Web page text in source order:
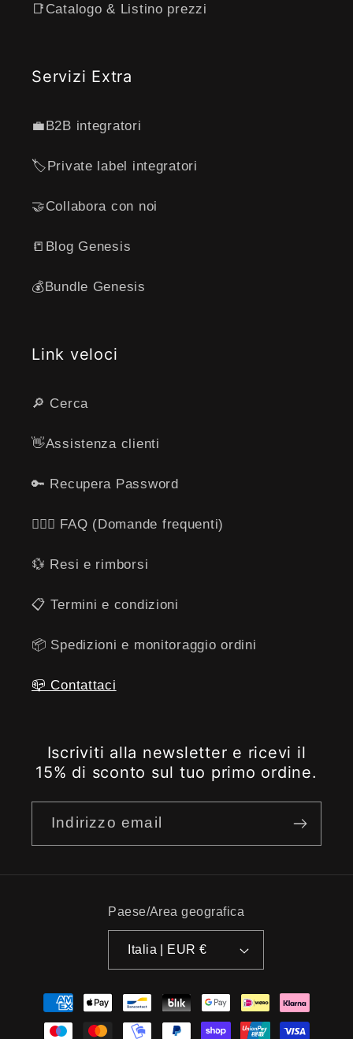
📑Catalogo & Listino prezzi
Servizi Extra
💼B2B integratori
🏷️Private label integratori
🤝Collabora con noi
📒Blog Genesis
💰Bundle Genesis
Link veloci
🔎 Cerca
👋​Assistenza clienti
🔑 Recupera Password
🙋🏻‍♂️ FAQ (Domande frequenti)
💱 Resi e rimborsi
​📋​ Termini e condizioni
📦 Spedizioni e monitoraggio ordini
📪 ​​Contattaci
Iscriviti alla newsletter e ricevi il
15% di sconto sul tuo primo ordine.
Indirizzo email
Paese/Area geografica
Italia | EUR €
Metodi
di